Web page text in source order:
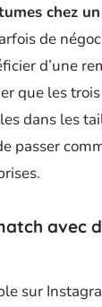
chez
de
d’une
que les
dans les
passer
avec
sur